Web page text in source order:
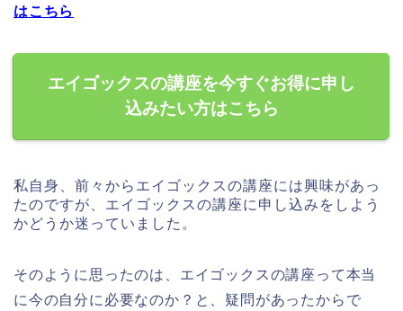
はこちら
エイゴックスの講座を今すぐお得に申し
込みたい方はこちら
私自身、前々からエイゴックスの講座には興味があっ
たのですが、エイゴックスの講座に申し込みをしよう
かどうか迷っていました。
そのように思ったのは、エイゴックスの講座って本当
に今の自分に必要なのか？と、疑問があったからで